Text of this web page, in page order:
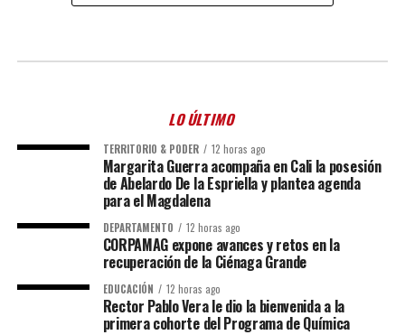
LO ÚLTIMO
TERRITORIO & PODER 12 horas ago
Margarita Guerra acompaña en Cali la posesión
de Abelardo De la Espriella y plantea agenda
para el Magdalena
DEPARTAMENTO 12 horas ago
CORPAMAG expone avances y retos en la
recuperación de la Ciénaga Grande
EDUCACIÓN 12 horas ago
Rector Pablo Vera le dio la bienvenida a la
primera cohorte del Programa de Química